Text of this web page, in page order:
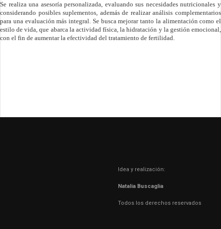
Se realiza una asesoría personalizada, evaluando sus necesidades nutricionales y
considerando posibles suplementos, además de realizar análisis complementarios
para una evaluación más integral. Se busca mejorar tanto la alimentación como el
estilo de vida, que abarca la actividad física, la hidratación y la gestión emocional,
con el fin de aumentar la efectividad del tratamiento de fertilidad.
Idea y realización:
Natalia Buscaglia
Todos los derechos reservados